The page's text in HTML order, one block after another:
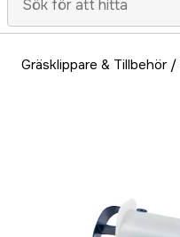
Gräsklippare & Tillbehör/